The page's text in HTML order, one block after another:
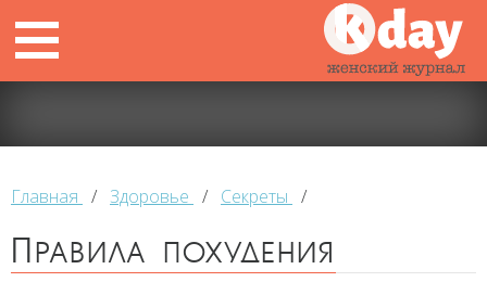
Главная / Здоровье / Секреты /
Правила похудения